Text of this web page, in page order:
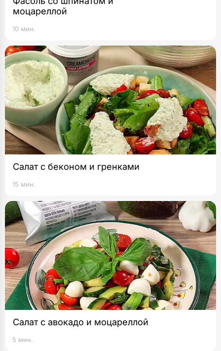
моцареллой
10 мин.
Салат с беконом и гренками
15 мин.
Салат с авокадо и моцареллой
5 мин.